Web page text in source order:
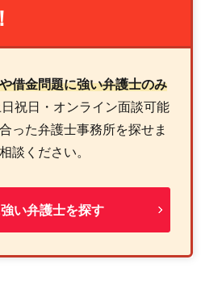
借金問題に強い弁護士のみ
祝日・オンライン面談可能
った弁護士事務所を探せま
談ください。
い弁護士を探す